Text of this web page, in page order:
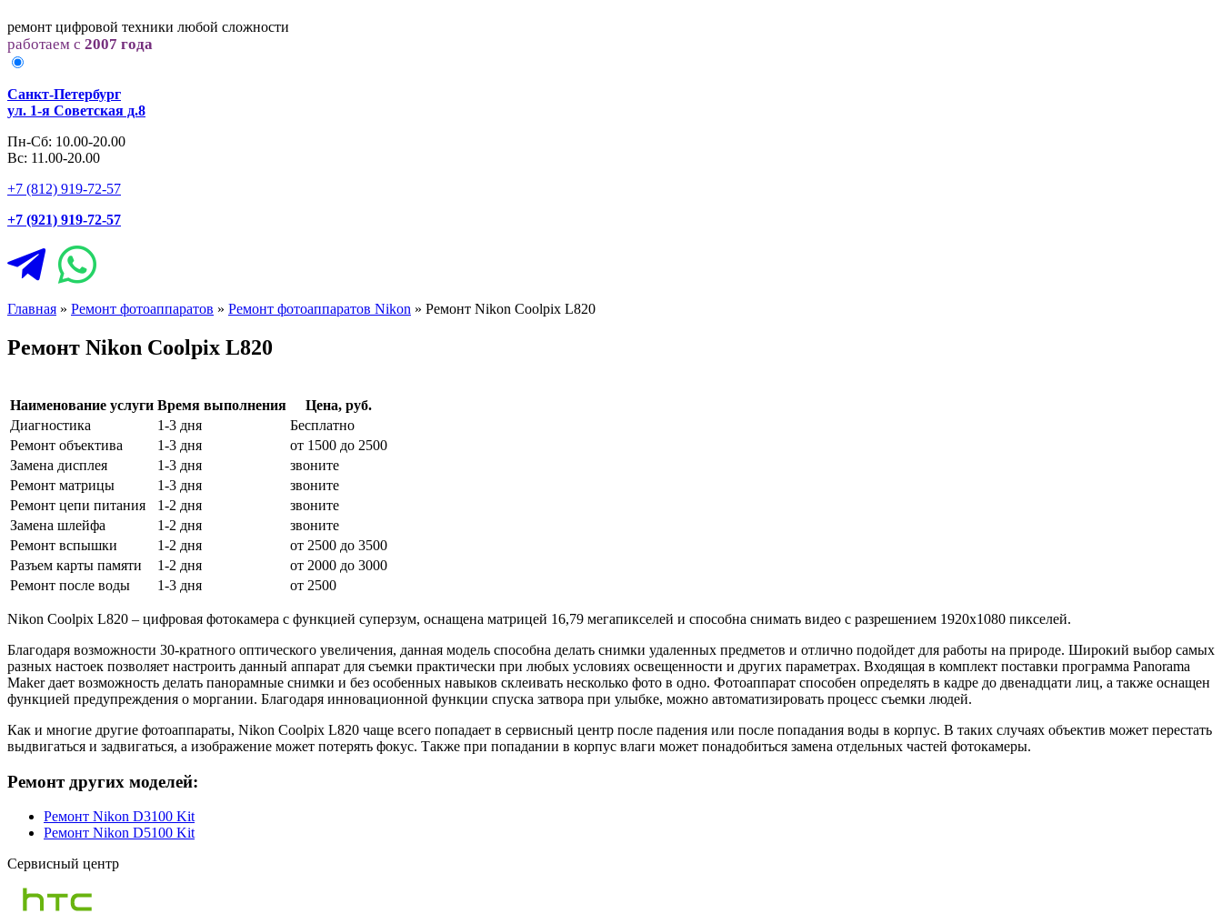
ремонт цифровой техники любой сложности
работаем с 2007 года
Санкт-Петербург
ул. 1-я Советская д.8
Пн-Сб: 10.00-20.00
Вс: 11.00-20.00
+7 (812) 919-72-57
+7 (921) 919-72-57
Главная » Ремонт фотоаппаратов » Ремонт фотоаппаратов Nikon » Ремонт Nikon Coolpix L820
Ремонт Nikon Coolpix L820
Наименование услуги Время выполнения
Цена, руб.
Диагностика
1-3 дня
Бесплатно
Ремонт объектива
1-3 дня
от 1500 до 2500
Замена дисплея
1-3 дня
звоните
Ремонт матрицы
1-3 дня
звоните
Ремонт цепи питания
1-2 дня
звоните
Замена шлейфа
1-2 дня
звоните
Ремонт вспышки
1-2 дня
от 2500 до 3500
Разъем карты памяти
1-2 дня
от 2000 до 3000
Ремонт после воды
1-3 дня от 2500
Nikon Coolpix L820 – цифровая фотокамера с функцией суперзум, оснащена матрицей 16,79 мегапикселей и способна снимать видео с разрешением 1920х1080 пикселей.
Благодаря возможности 30-кратного оптического увеличения, данная модель способна делать снимки удаленных предметов и отлично подойдет для работы на природе. Широкий выбор самых
разных настоек позволяет настроить данный аппарат для съемки практически при любых условиях освещенности и других параметрах. Входящая в комплект поставки программа Panorama
Maker дает возможность делать панорамные снимки и без особенных навыков склеивать несколько фото в одно. Фотоаппарат способен определять в кадре до двенадцати лиц, а также оснащен
функцией предупреждения о моргании. Благодаря инновационной функции спуска затвора при улыбке, можно автоматизировать процесс съемки людей.
Как и многие другие фотоаппараты, Nikon Coolpix L820 чаще всего попадает в сервисный центр после падения или после попадания воды в корпус. В таких случаях объектив может перестать
выдвигаться и задвигаться, а изображение может потерять фокус. Также при попадании в корпус влаги может понадобиться замена отдельных частей фотокамеры.
Ремонт других моделей:
Ремонт Nikon D3100 Kit
Ремонт Nikon D5100 Kit
Сервисный центр